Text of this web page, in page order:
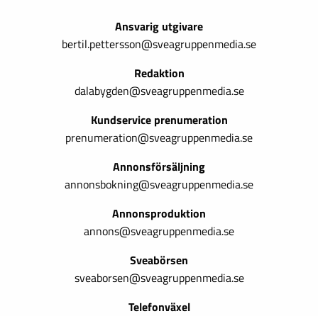
Ansvarig utgivare
bertil.pettersson@sveagruppenmedia.se
Redaktion
dalabygden@sveagruppenmedia.se
Kundservice prenumeration
prenumeration@sveagruppenmedia.se
Annonsförsäljning
annonsbokning@sveagruppenmedia.se
Annonsproduktion
annons@sveagruppenmedia.se
Sveabörsen
sveaborsen@sveagruppenmedia.se
Telefonväxel